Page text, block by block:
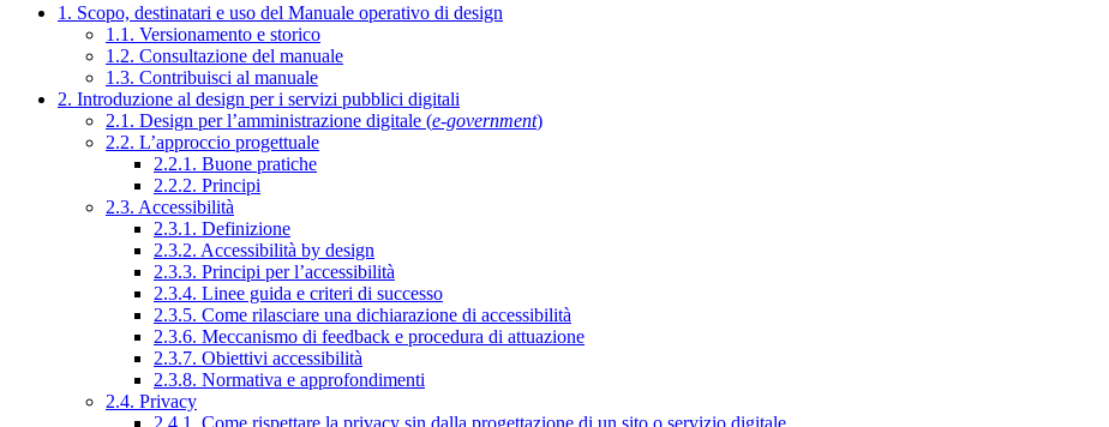
1. Scopo, destinatari e uso del Manuale operativo di design
1.1. Versionamento e storico
1.2. Consultazione del manuale
1.3. Contribuisci al manuale
2. Introduzione al design per i servizi pubblici digitali
2.1. Design per l’amministrazione digitale (e-government)
2.2. L’approccio progettuale
2.2.1. Buone pratiche
2.2.2. Principi
2.3. Accessibilità
2.3.1. Definizione
2.3.2. Accessibilità by design
2.3.3. Principi per l’accessibilità
2.3.4. Linee guida e criteri di successo
2.3.5. Come rilasciare una dichiarazione di accessibilità
2.3.6. Meccanismo di feedback e procedura di attuazione
2.3.7. Obiettivi accessibilità
2.3.8. Normativa e approfondimenti
2.4. Privacy
2.4.1. Come rispettare la privacy sin dalla progettazione di un sito o servizio digitale